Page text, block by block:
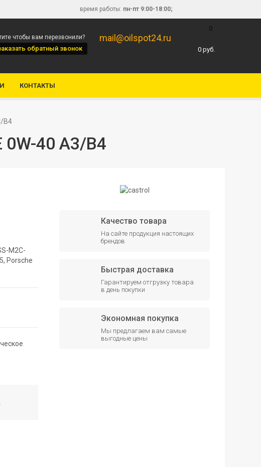
0
0руб.
время работы: пн-пт 9:00-18:00;
чтобы вам перезвонили?
обратный звонок
mail@oilspot24.ru
КОНТАКТЫ
B4
0W-40 A3/B4
M2C-
Porsche
Качество товара
На сайте продукция настоящих
брендов
Быстрая доставка
Гарантируем отгрузку товара
в день покупки
Экономная покупка
Мы предлагаем вам самые
выгодные цены